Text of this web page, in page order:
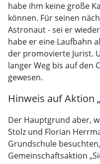
habe ihm keine große
können. Für seinen
Astronaut - sei er
habe er eine Laufbahn
der promovierte Jurist.
langer Weg bis auf den
gewesen.
Hinweis auf Aktion
Der Hauptgrund aber,
Stolz und Florian
Grundschule
Gemeinschaftsaktion